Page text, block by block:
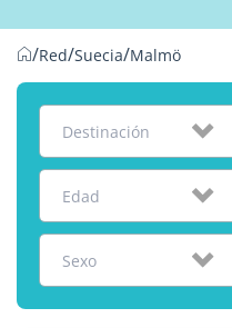
/Red/Suecia/Malmö
Destinación
Edad
Sexo